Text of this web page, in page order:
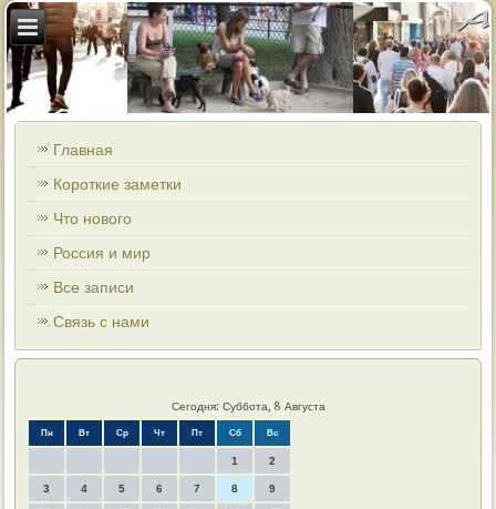
Главная
Короткие заметки
Что нового
Россия и мир
Все записи
Связь с нами
Сегодня: Суббота, 8 Августа
Пн Вт Ср Чт Пт Сб Вс
1 2
3 4 5 6 7 8 9